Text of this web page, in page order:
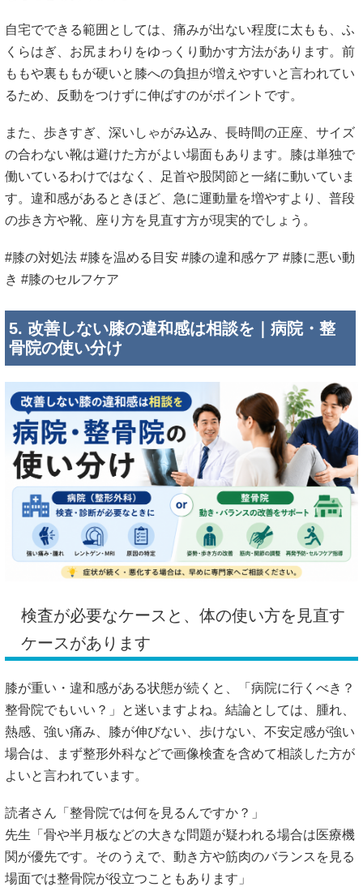
自宅でできる範囲としては、痛みが出ない程度に太もも、ふ
くらはぎ、お尻まわりをゆっくり動かす方法があります。前
ももや裏ももが硬いと膝への負担が増えやすいと言われてい
るため、反動をつけずに伸ばすのがポイントです。
また、歩きすぎ、深いしゃがみ込み、長時間の正座、サイズ
の合わない靴は避けた方がよい場面もあります。膝は単独で
働いているわけではなく、足首や股関節と一緒に動いていま
す。違和感があるときほど、急に運動量を増やすより、普段
の歩き方や靴、座り方を見直す方が現実的でしょう。
#膝の対処法 #膝を温める目安 #膝の違和感ケア #膝に悪い動
き #膝のセルフケア
5. 改善しない膝の違和感は相談を｜病院・整
骨院の使い分け
検査が必要なケースと、体の使い方を見直す
ケースがあります
膝が重い・違和感がある状態が続くと、「病院に行くべき？
整骨院でもいい？」と迷いますよね。結論としては、腫れ、
熱感、強い痛み、膝が伸びない、歩けない、不安定感が強い
場合は、まず整形外科などで画像検査を含めて相談した方が
よいと言われています。
読者さん「整骨院では何を見るんですか？」
先生「骨や半月板などの大きな問題が疑われる場合は医療機
関が優先です。そのうえで、動き方や筋肉のバランスを見る
場面では整骨院が役立つこともあります」